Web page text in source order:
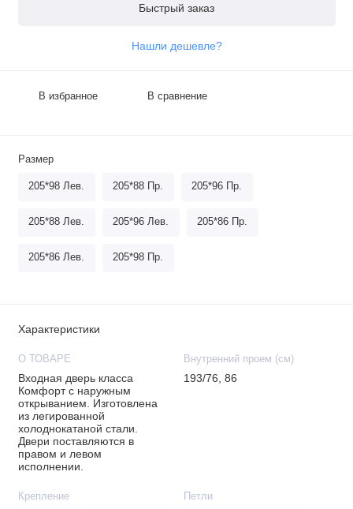
Быстрый заказ
Нашли дешевле?
В избранное В сравнение
Размер
205*98 Лев. 205*88 Пр. 205*96 Пр.
205*88 Лев. 205*96 Лев. 205*86 Пр.
205*86 Лев. 205*98 Пр.
Характеристики
О ТОВАРЕ
Входная дверь класса
Комфорт с наружным
открыванием. Изготовлена
из легированной
холоднокатаной стали.
Двери поставляются в
правом и левом
исполнении.
Внутренний проем (см)
193/76, 86
Крепление Петли